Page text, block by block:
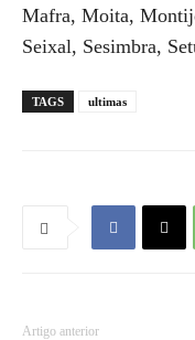
Mafra, Moita,
Seixal, Sesimbra,
TAGS ultimas
Artigo anterior